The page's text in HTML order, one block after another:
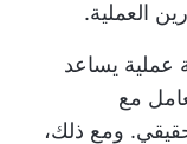
العملية.
عملية يساعد
مع
ومع ذلك،